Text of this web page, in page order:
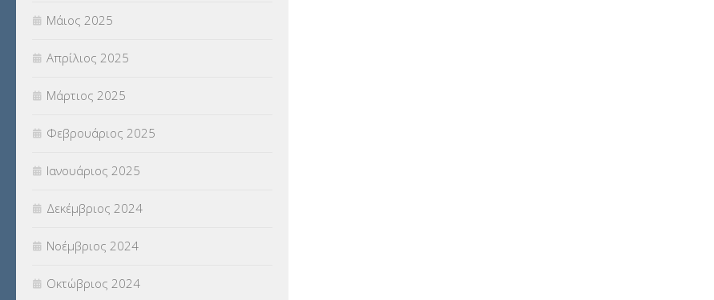
Μάιος 2025
Απρίλιος 2025
Μάρτιος 2025
Φεβρουάριος 2025
Ιανουάριος 2025
Δεκέμβριος 2024
Νοέμβριος 2024
Οκτώβριος 2024